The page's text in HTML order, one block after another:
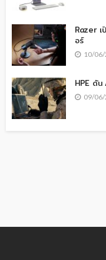
Razer เ
อร์
10/
HPE ดัน
09/